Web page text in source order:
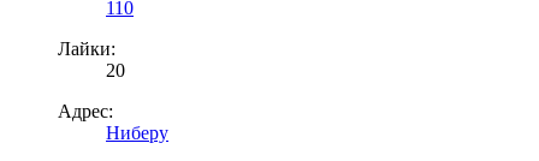
110
Лайки:
20
Адрес:
Ниберу